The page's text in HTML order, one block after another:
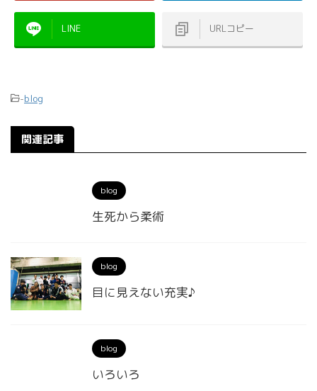
LINE URLコピー
-blog
関連記事
blog
生死から柔術
blog
目に見えない充実♪
blog
いろいろ